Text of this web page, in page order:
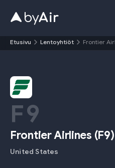
Etusivu Lentoyhtiöt Frontier
F9
Frontier Airlines (F9)
United States